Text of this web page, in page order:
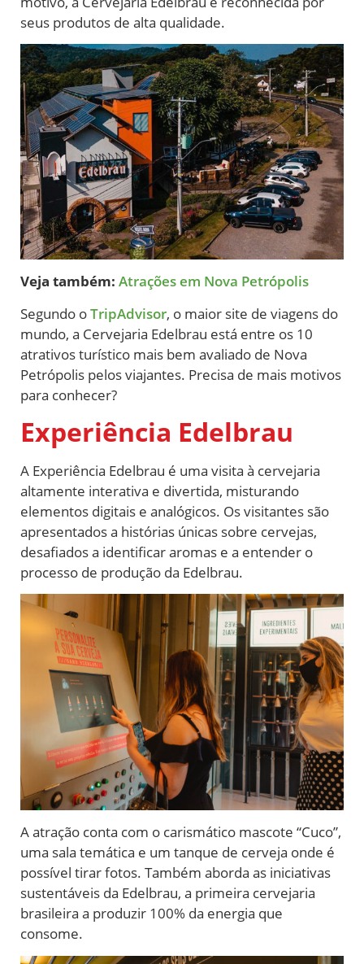
seus produtos de alta qualidade.
Veja também: Atrações em Nova Petrópolis
Segundo oTripAdvisor, o maior site de viagens do
mundo, a Cervejaria Edelbrau está entre os 10
atrativos turístico mais bem avaliado de Nova
Petrópolis pelos viajantes. Precisa de mais motivos
para conhecer?
Experiência Edelbrau
A Experiência Edelbrau é uma visita à cervejaria
altamente interativa e divertida, misturando
elementos digitais e analógicos. Os visitantes são
apresentados a histórias únicas sobre cervejas,
desafiados a identificar aromas e a entender o
processo de produção da Edelbrau.
A atração conta com o carismático mascote “Cuco”,
uma sala temática e um tanque de cerveja onde é
possível tirar fotos. Também aborda as iniciativas
sustentáveis da Edelbrau, a primeira cervejaria
brasileira a produzir 100% da energia que
consome.